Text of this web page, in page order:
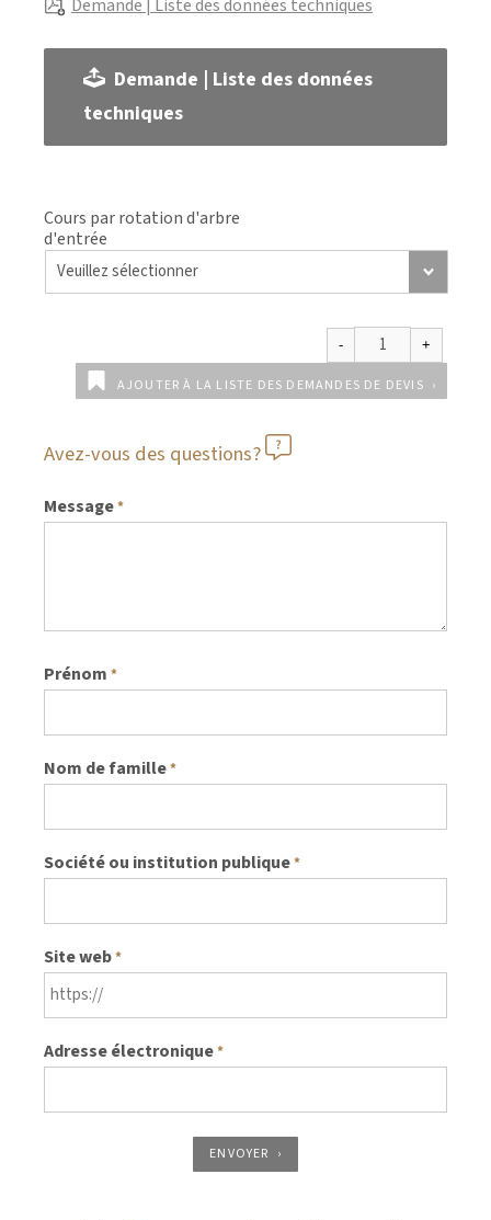
Demande | Liste des données techniques
Demande | Liste des données
techniques
Cours par rotation d'arbre
d'entrée
AJOUTER À LA LISTE DES DEMANDES DE DEVIS
Avez-vous des questions?
Message*
Prénom *
Nom de famille*
Société ou institution publique*
Site web*
Adresse électronique*
ENVOYER